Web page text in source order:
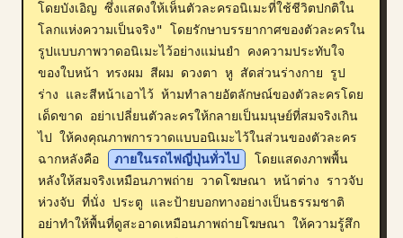
อัปเดต
โดยบังเอิญ ซึ่งแสดงให้เห็นตัวละครอนิเมะที่ใช้ชีวิตปกติใน
โลกแห่งความเป็นจริง" โดยรักษาบรรยากาศของตัวละครใน
รูปแบบภาพวาดอนิเมะไว้อย่างแม่นยำ คงความประทับใจ
ของใบหน้า ทรงผม สีผม ดวงตา หู สัดส่วนร่างกาย รูป
ร่าง และสีหน้าเอาไว้ ห้ามทำลายอัตลักษณ์ของตัวละครโดย
เด็ดขาด อย่าเปลี่ยนตัวละครให้กลายเป็นมนุษย์ที่สมจริงเกิน
ไป ให้คงคุณภาพการวาดแบบอนิเมะไว้ในส่วนของตัวละคร
ฉากหลังคือ
ภายในรถไฟญี่ปุ่นทั่วไป
โดยแสดงภาพพื้น
หลังให้สมจริงเหมือนภาพถ่าย วาดโฆษณา หน้าต่าง ราวจับ
ห่วงจับ ที่นั่ง ประตู และป้ายบอกทางอย่างเป็นธรรมชาติ
อย่าทำให้พื้นที่ดูสะอาดเหมือนภาพถ่ายโฆษณา ให้ความรู้สึก